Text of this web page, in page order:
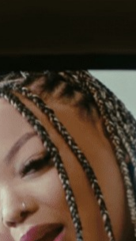
Kelce
1